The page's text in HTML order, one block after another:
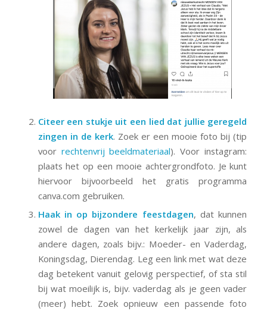
Citeer een stukje uit een lied dat jullie geregeld
zingen in de kerk. Zoek er een mooie foto bij (tip
voor rechtenvrij beeldmateriaal). Voor instagram:
plaats het op een mooie achtergrondfoto. Je kunt
hiervoor bijvoorbeeld het gratis programma
canva.com gebruiken.
Haak in op bijzondere feestdagen, dat kunnen
zowel de dagen van het kerkelijk jaar zijn, als
andere dagen, zoals bijv.: Moeder- en Vaderdag,
Koningsdag, Dierendag. Leg een link met wat deze
dag betekent vanuit gelovig perspectief, of sta stil
bij wat moeilijk is, bijv. vaderdag als je geen vader
(meer) hebt. Zoek opnieuw een passende foto